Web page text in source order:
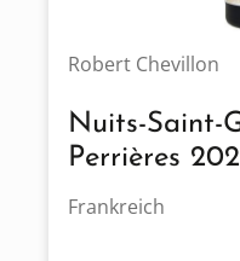
Robert Chevillon
Nuits-Saint-
Perrières
Frankreich